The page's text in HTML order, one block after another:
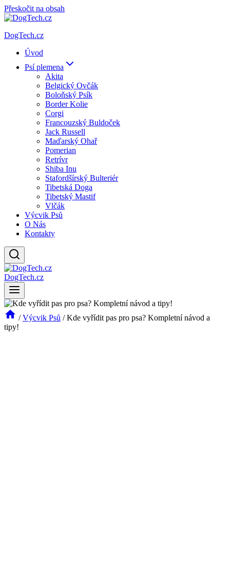
Přeskočit na obsah
DogTech.cz
Úvod
Psí plemena
Akita
Belgický Ovčák
Boloňský Psík
Border Kolie
Corgi
Francouzský Buldoček
Jack Russell
Maďarský Ohař
Pomerian
Retrívr
Shiba Inu
Stafordšírský Bulteriér
Tibetská Doga
Tibetský Mastif
Vlčák
Výcvik Psů
O Nás
Kontakty
DogTech.cz
/ Výcvik Psů / Kde vyřídit pas pro psa? Kompletní návod a
tipy!